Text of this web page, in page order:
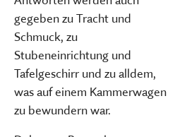
gegeben zu Tracht und
Schmuck, zu
Stubeneinrichtung und
Tafelgeschirr und zu alldem,
was auf einem Kammerwagen
zu bewundern war.